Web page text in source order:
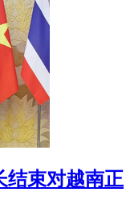
结束对越南正